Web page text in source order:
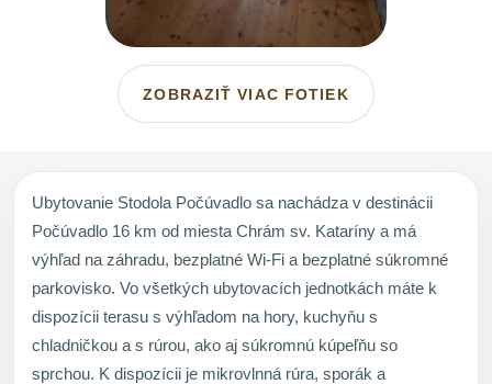
ZOBRAZIŤ VIAC FOTIEK
Ubytovanie Stodola Počúvadlo sa nachádza v destinácii
Počúvadlo 16 km od miesta Chrám sv. Kataríny a má
výhľad na záhradu, bezplatné Wi-Fi a bezplatné súkromné
parkovisko. Vo všetkých ubytovacích jednotkách máte k
dispozícii terasu s výhľadom na hory, kuchyňu s
chladničkou a s rúrou, ako aj súkromnú kúpeľňu so
sprchou. K dispozícii je mikrovlnná rúra, sporák a